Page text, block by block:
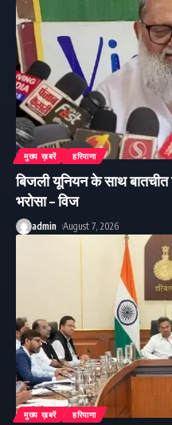
मुख्य ख़बरें हरियाणा
बिजली यूनियन के साथ बातचीत
भरोसा – विज
admin August 7, 2026
मुख्य ख़बरें हरियाणा